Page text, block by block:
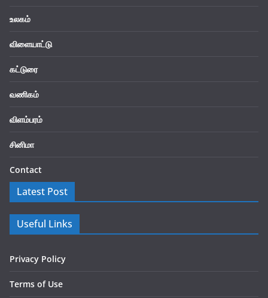
உலகம்
விளையாட்டு
கட்டுரை
வணிகம்
விளம்பரம்
சினிமா
Contact
Latest Post
Useful Links
Privacy Policy
Terms of Use